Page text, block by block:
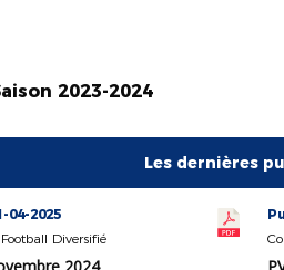
2023-2024
Les dernières
04-2025
Diversifié